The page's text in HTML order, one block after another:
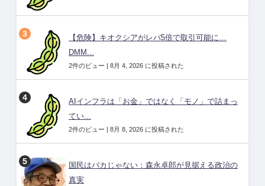
【危険】キオクシアがレバ5倍で取引可能に…
DMM...
2件のビュー | 8月 4, 2026 に投稿された
AIインフラは「お金」ではなく「モノ」で詰まっ
てい...
2件のビュー | 8月 8, 2026 に投稿された
国民はバカじゃない：森永卓郎が見据える政治の
真実